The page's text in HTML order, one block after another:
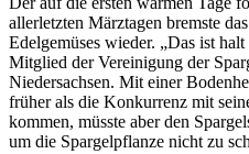
allerletzten Märztagen bremste
Edelgemüses wieder. „Das ist
Mitglied der Vereinigung der
Niedersachsen. Mit einer
früher als die Konkurrenz mit
kommen, müsste aber den
um die Spargelpflanze nicht zu